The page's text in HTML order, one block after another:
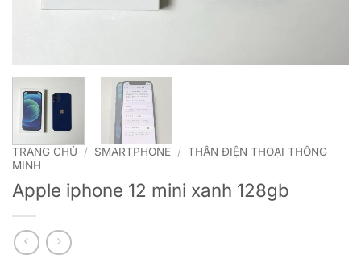
TRANG CHỦ / SMARTPHONE / THÂN ĐIỆN THOẠI THÔNG
MINH
Apple iphone 12 mini xanh 128gb